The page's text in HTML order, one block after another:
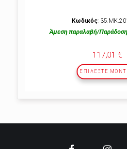
Κωδικός:
Άμεση παραλαβή/
117,01 €
ΕΠΙΛΕΞΤΕ